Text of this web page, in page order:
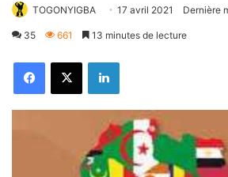
TOGONYIGBA 17 avril 2021 Dernière
35 661 13 minutes de lecture
FacebookX Linkedin